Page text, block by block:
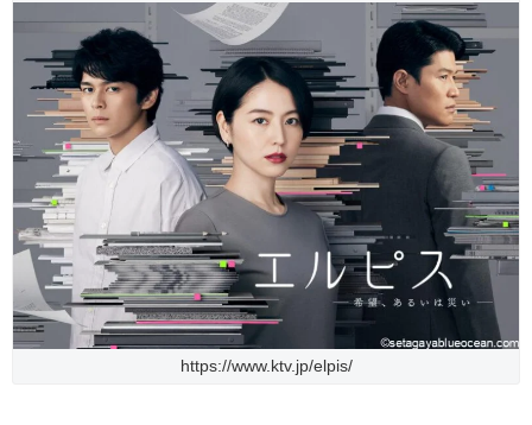
https://www.ktv.jp/elpis/